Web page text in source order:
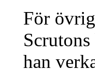
För
han